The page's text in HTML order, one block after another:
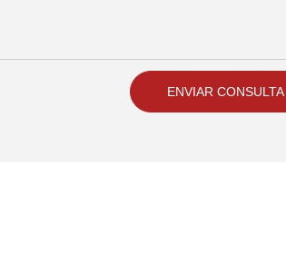
ENVIAR